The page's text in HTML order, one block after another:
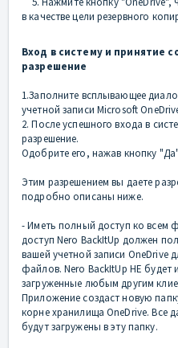
в качестве цели резервного
Вход в систему и принятие
разрешение
1.Заполните всплывающее
учетной записи Microsoft
2. После успешного входа в
разрешение.
Одобрите его, нажав кнопку
Этим разрешением вы даете
подробно описаны ниже.
- Иметь полный доступ ко всем
доступ Nero BackItUp должен
вашей учетной записи OneDrive
файлов. Nero BackItUp НЕ будет
загруженные любым другим
Приложение создаст новую
корне хранилища OneDrive. Все
будут загружены в эту папку.